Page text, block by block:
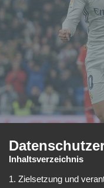
Inhaltsverzeichnis
1. Zielsetzung und